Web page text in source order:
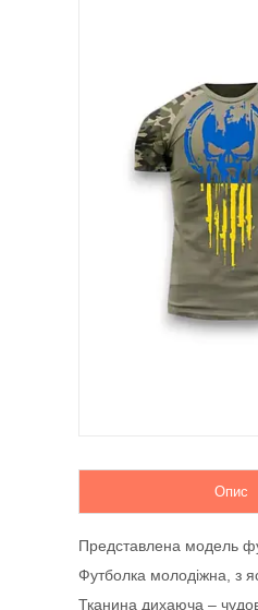
Опис
Представлена модель
Футболка молодіжна, з
Тканина дихаюча –